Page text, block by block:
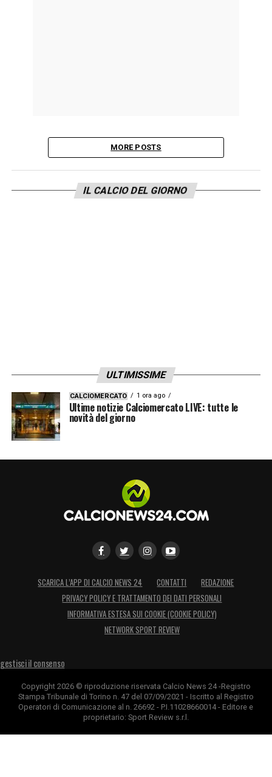
MORE POSTS
IL CALCIO DEL GIORNO
ULTIMISSIME
CALCIOMERCATO 1 ora ago
Ultime notizie Calciomercato LIVE: tutte le
novità del giorno
SCARICA L’APP DI CALCIO NEWS 24 CONTATTI
REDAZIONE
PRIVACY POLICY E TRATTAMENTO DEI DATI PERSONALI
INFORMATIVA ESTESA SUI COOKIE (COOKIE POLICY)
NETWORK SPORT REVIEW
gestisci il consenso
Copyright 2026 © riproduzione riservata Calcio News 24 -Registro
Stampa Tribunale di Torino n. 47 del 07/09/2021 - Iscritto al Registro
Operatori di Comunicazione al n. 26692 - P.I.11028660014 - Editore e
proprietario: Sport Review s.r.l.